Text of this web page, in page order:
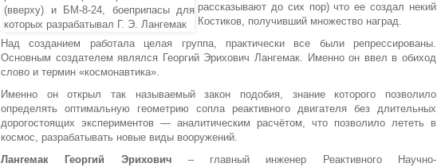
рассказывают до сих пор) что ее создал некий
Костиков, получивший множество наград.
Над созданием работала целая группа, практически все были репрессированы.
Основным создателем являлся Георгий Эрихович Лангемак. Именно он ввел в обиход
слово и термин «космонавтика».
Именно он открыл так называемый закон подобия, знание которого позволило
определять оптимальную геометрию сопла реактивного двигателя без длительных
дорогостоящих экспериментов — аналитическим расчётом, что позволило лететь в
космос, разрабатывать новые виды вооружений.
Лангемак Георгий Эрихович – главный инженер Реактивного Научно-